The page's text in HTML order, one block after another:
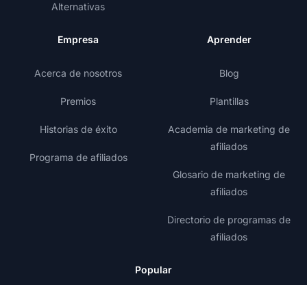
Alternativas
Empresa
Acerca de nosotros
Premios
Historias de éxito
Programa de afiliados
Aprender
Blog
Plantillas
Academia de marketing de
afiliados
Glosario de marketing de
afiliados
Directorio de programas de
afiliados
Popular